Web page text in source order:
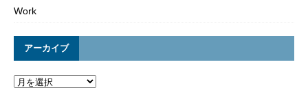
Work
アーカイブ